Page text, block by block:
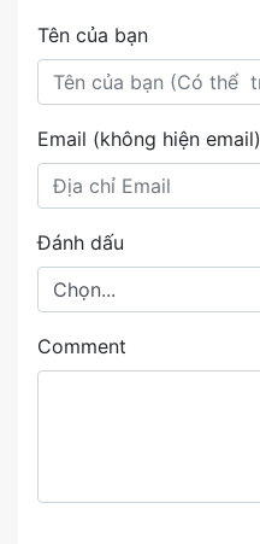
Tên của bạn
Email (không hiện email)
Đánh dấu
Comment